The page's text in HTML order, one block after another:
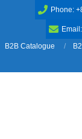
Phone:
B2B Catalogue